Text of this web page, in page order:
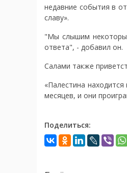
недавние события в
славу».
"Мы слышим
ответа", - добавил он.
Салами также
«Палестина
месяцев, и они
Поделиться: